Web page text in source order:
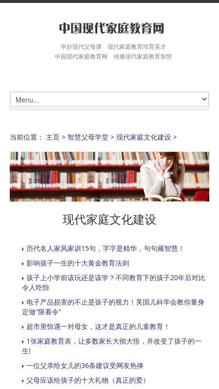
学好现代父母课 现代家庭教育培育英才
中国现代家庭教育网 传播现代家庭教育智慧
当前位置： 主页 > 智慧父母学堂 > 现代家庭文化建设 >
现代家庭文化建设
历代名人家风家训15句，字字是精华，句句藏智慧！
影响孩子一生的十大黄金教育法则
孩子上小学前该玩还是该学？不同教育下的孩子20年后对比
令人吃惊
电子产品损害的不止是孩子的视力！美国儿科学会教你量身
定做“限看令”
超市里惊遇一对母女，这才是真正的儿童教育！
1张家庭教育表，让多数家长大彻大悟，并改变了孩子的一
生!
一位父亲给女儿的36条建议受网友热捧
父母应该给孩子的十大礼物（真正的爱）